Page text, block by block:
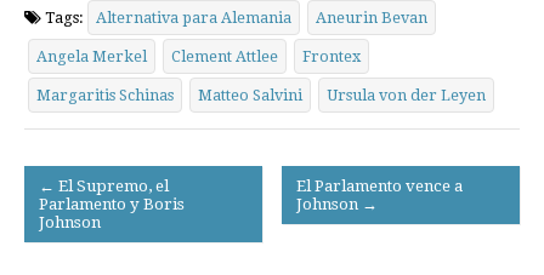
Tags: Alternativa para Alemania Aneurin Bevan
Angela Merkel Clement Attlee Frontex
Margaritis Schinas Matteo Salvini Ursula von der Leyen
Post
navigation
← El Supremo, el
Parlamento y Boris
Johnson
El Parlamento vence a
Johnson →